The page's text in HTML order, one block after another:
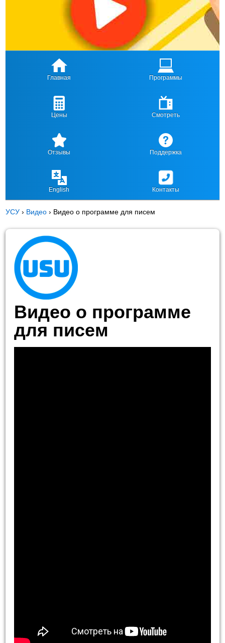
Главная Программы
Цены Смотреть
Отзывы Поддержка
English Контакты
УСУ › Видео › Видео о программе для писем
Видео о программе
для писем